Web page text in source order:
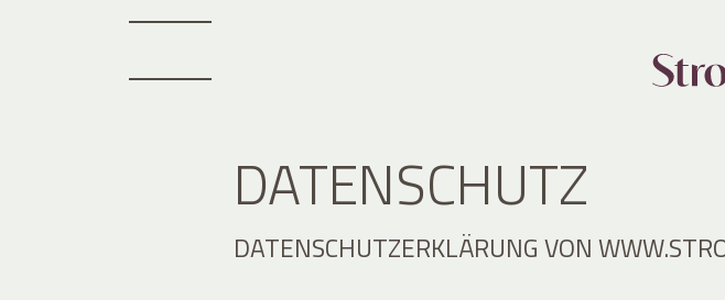
DATENSCHUTZ
DATENSCHUTZERKLÄRUNG VON